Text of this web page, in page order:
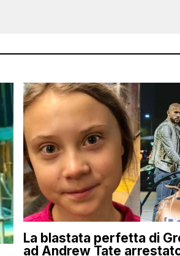
La blastata perfetta di
ad Andrew Tate